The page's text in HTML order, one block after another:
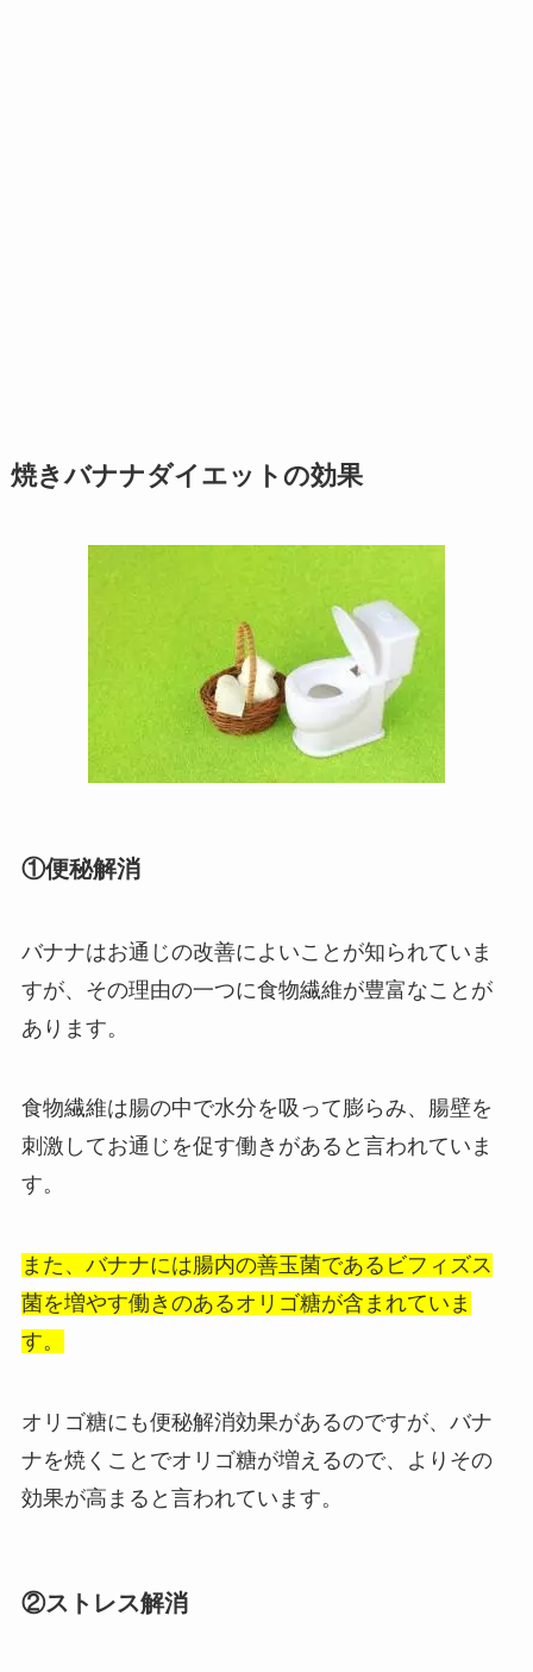
焼きバナナダイエットの効果
①便秘解消
バナナはお通じの改善によいことが知られていま
すが、その理由の一つに食物繊維が豊富なことが
あります。
食物繊維は腸の中で水分を吸って膨らみ、腸壁を
刺激してお通じを促す働きがあると言われていま
す。
また、バナナには腸内の善玉菌であるビフィズス
菌を増やす働きのあるオリゴ糖が含まれていま
す。
オリゴ糖にも便秘解消効果があるのですが、バナ
ナを焼くことでオリゴ糖が増えるので、よりその
効果が高まると言われています。
②ストレス解消